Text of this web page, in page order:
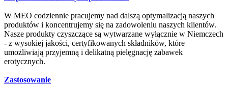
W MEO codziennie pracujemy nad dalszą optymalizacją naszych
produktów i koncentrujemy się na zadowoleniu naszych klientów.
Nasze produkty czyszczące są wytwarzane wyłącznie w Niemczech
- z wysokiej jakości, certyfikowanych składników, które
umożliwiają przyjemną i delikatną pielęgnację zabawek
erotycznych.
Zastosowanie